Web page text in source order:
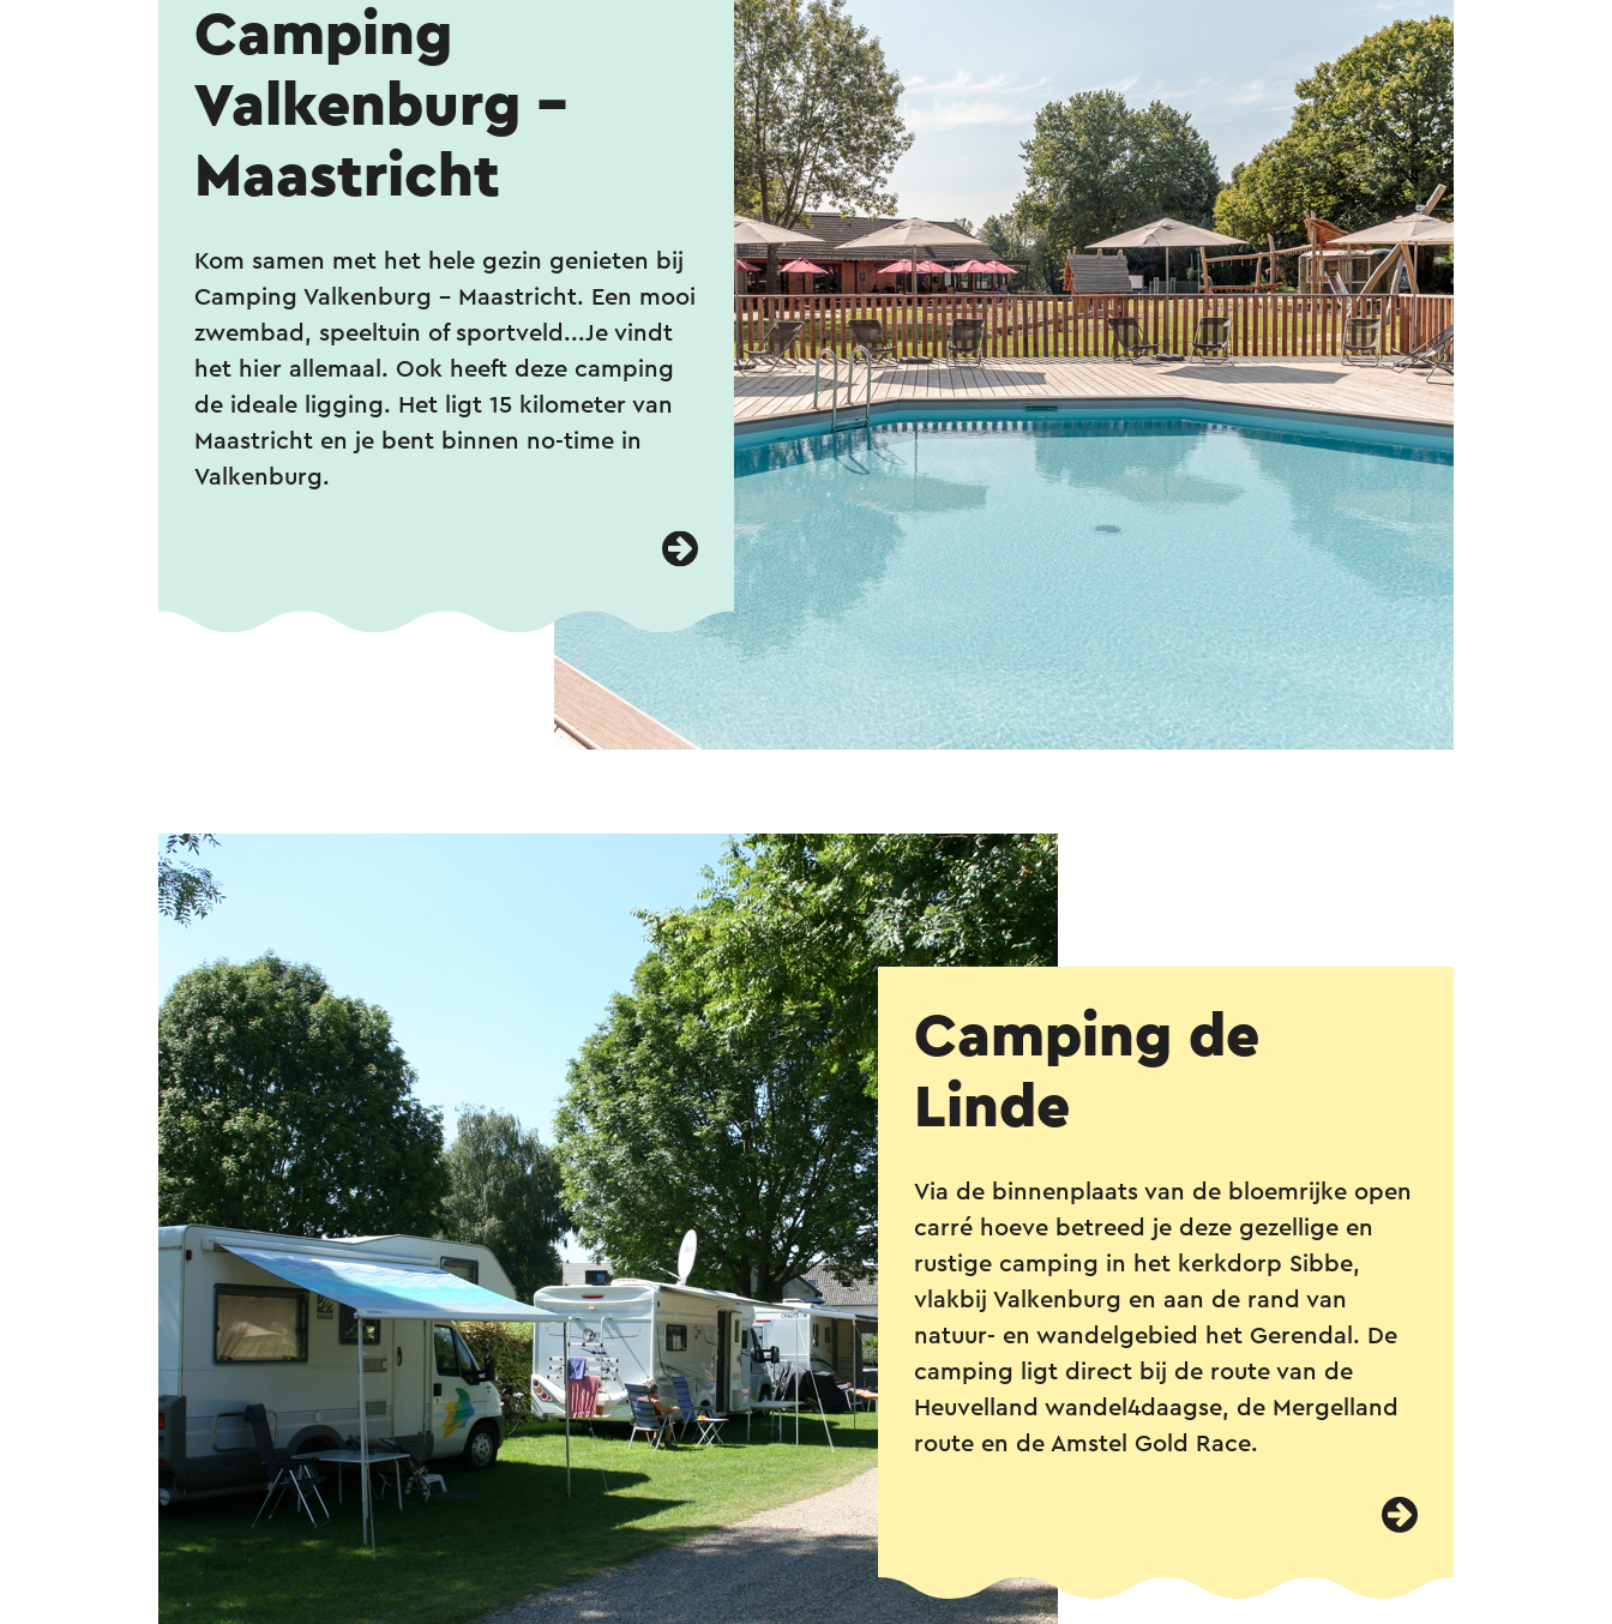
Camping
Valkenburg -
Maastricht
Kom samen met het hele gezin genieten bij
Camping Valkenburg - Maastricht. Een mooi
zwembad, speeltuin of sportveld...Je vindt
het hier allemaal. Ook heeft deze camping
de ideale ligging. Het ligt 15 kilometer van
Maastricht en je bent binnen no-time in
Valkenburg.
Camping de
Linde
Via de binnenplaats van de bloemrijke open
carré hoeve betreed je deze gezellige en
rustige camping in het kerkdorp Sibbe,
vlakbij Valkenburg en aan de rand van
natuur- en wandelgebied het Gerendal. De
camping ligt direct bij de route van de
Heuvelland wandel4daagse, de Mergelland
route en de Amstel Gold Race.